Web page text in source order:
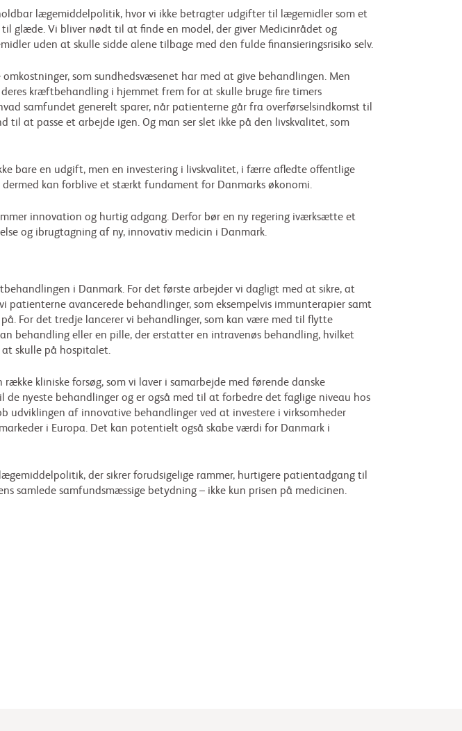
lægemiddelpolitik, hvor vi ikke betragter udgifter til lægemidler som et
glæde. Vi bliver nødt til at finde en model, der giver Medicinrådet og
uden at skulle sidde alene tilbage med den fulde finansieringsrisiko selv.
som sundhedsvæsenet har med at give behandlingen. Men
kræftbehandling i hjemmet frem for at skulle bruge fire timers
samfundet generelt sparer, når patienterne går fra overførselsindkomst til
at passe et arbejde igen. Og man ser slet ikke på den livskvalitet, som
bare en udgift, men en investering i livskvalitet, i færre afledte offentlige
dermed kan forblive et stærkt fundament for Danmarks økonomi.
innovation og hurtig adgang. Derfor bør en ny regering iværksætte et
og ibrugtagning af ny, innovativ medicin i Danmark.
i Danmark. For det første arbejder vi dagligt med at sikre, at
avancerede behandlinger, som eksempelvis immunterapier samt
For det tredje lancerer vi behandlinger, som kan være med til flytte
behandling eller en pille, der erstatter en intravenøs behandling, hvilket
skulle på hospitalet.
kliniske forsøg, som vi laver i samarbejde med førende danske
nyeste behandlinger og er også med til at forbedre det faglige niveau hos
udviklingen af innovative behandlinger ved at investere i virksomheder
i Europa. Det kan potentielt også skabe værdi for Danmark i
der sikrer forudsigelige rammer, hurtigere patientadgang til
samlede samfundsmæssige betydning – ikke kun prisen på medicinen.